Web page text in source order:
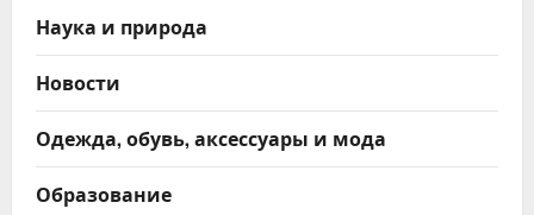
Наука и природа
Новости
Одежда, обувь, аксессуары и мода
Образование